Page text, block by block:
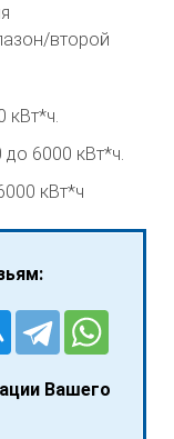
второй
6000 кВт*ч.
кВт*ч
Вашего